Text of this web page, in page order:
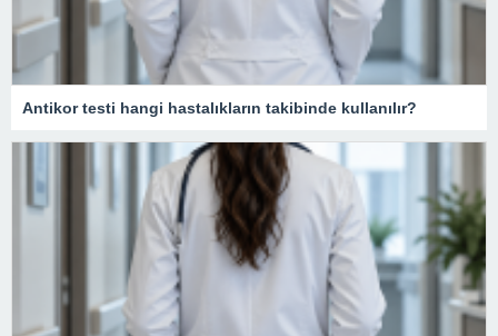
Antikor testi hangi hastalıkların takibinde kullanılır?